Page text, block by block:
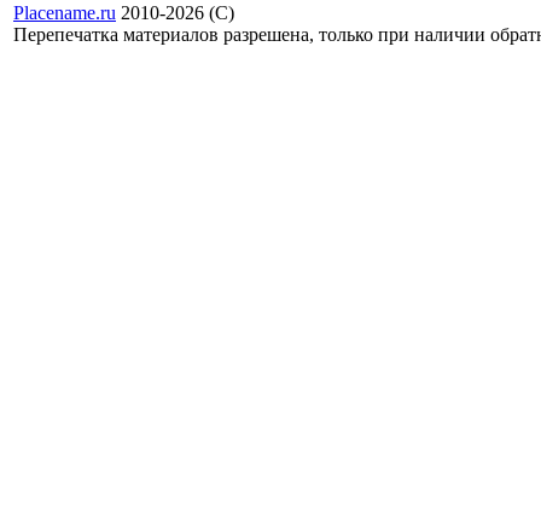
Placename.ru 2010-2026 (С)
Перепечатка материалов разрешена, только при наличии